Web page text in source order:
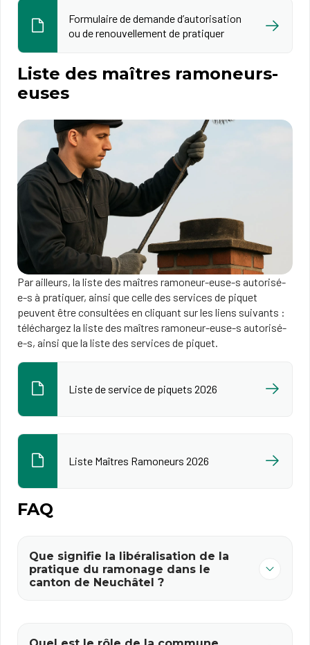
Formulaire de demande d’autorisation
ou de renouvellement de pratiquer
Liste des maîtres ramoneurs-
euses
Par ailleurs, la liste des maîtres ramoneur-euse-s autorisé-
e-s à pratiquer, ainsi que celle des services de piquet
peuvent être consultées en cliquant sur les liens suivants :
téléchargez la liste des maîtres ramoneur-eus​e-s autorisé-
e-s, ainsi que la liste des services de piquet​​.
Liste de service de piquets 2026
Liste Maîtres Ramoneurs 2026
FAQ
Que signifie la libéralisation de la
pratique du ramonage dans le
canton de Neuchâtel ?